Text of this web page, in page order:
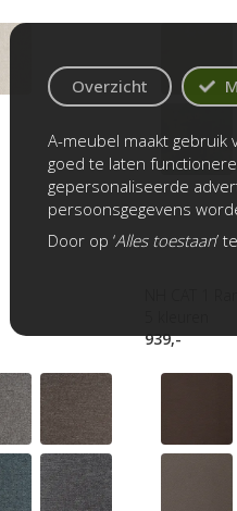
939,-
Overzicht
A-meubel maakt gebruik
goed te laten
gepersonaliseerde
persoonsgegevens
Door op ‘Alles toestaan’